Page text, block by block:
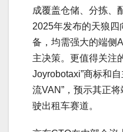
成覆盖仓储、分拣、
2025年发布的天狼
备，均需强大的端侧
主决策。更值得关注
Joyrobotaxi”商标和
流VAN”，预示其正
驶出租车赛道。